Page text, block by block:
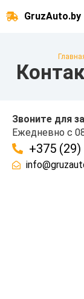
GruzAuto.by
Звоните для
Ежедневно с
+375